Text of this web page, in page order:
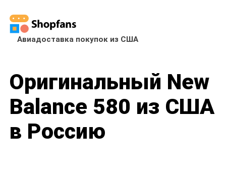
Авиадоставка покупок из США
Оригинальный New
Balance 580 из США
в Россию